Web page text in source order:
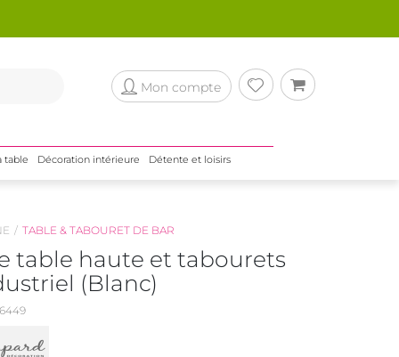
Mon compte
table Décoration intérieure Détente et loisirs
TABLE & TABOURET DE BAR
table haute et tabourets
(Blanc)